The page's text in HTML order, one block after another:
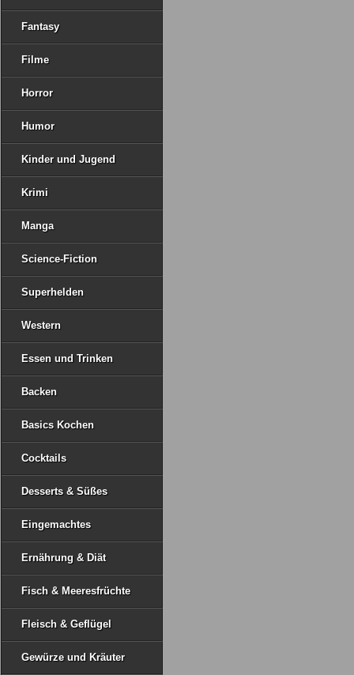
Fantasy
Filme
Horror
Humor
Kinder und Jugend
Krimi
Manga
Science-Fiction
Superhelden
Western
Essen und Trinken
Backen
Basics Kochen
Cocktails
Desserts & Süßes
Eingemachtes
Ernährung & Diät
Fisch & Meeresfrüchte
Fleisch & Geflügel
Gewürze und Kräuter